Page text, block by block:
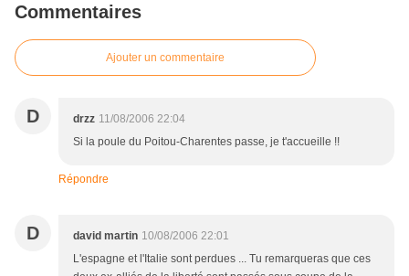
Commentaires
Ajouter un commentaire
D drzz 11/08/2006 22:04
Si la poule du Poitou-Charentes passe, je t'accueille !!
Répondre
D david martin 10/08/2006 22:01
L'espagne et l'Italie sont perdues ... Tu remarqueras que ces